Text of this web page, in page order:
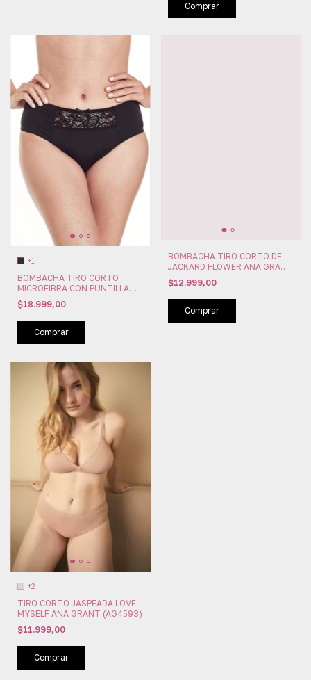
Comprar
+1
BOMBACHA TIRO CORTO
MICROFIBRA CON PUNTILLA
ANA GRANT (AG4618)
$18.999,00
Comprar
BOMBACHA TIRO CORTO DE
JACKARD FLOWER ANA GRANT
(AG4614)
$12.999,00
Comprar
+2
TIRO CORTO JASPEADA LOVE
MYSELF ANA GRANT (AG4593)
$11.999,00
Comprar